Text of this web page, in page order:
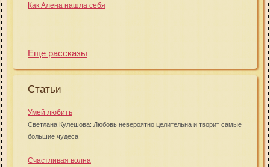
Как Алена нашла себя
Еще рассказы
Статьи
Умей любить
Светлана Кулешова: Любовь невероятно целительна и творит самые
большие чудеса
Счастливая волна